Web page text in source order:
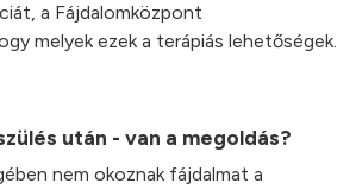
a Fájdalomközpont
melyek ezek a terápiás lehetőségek.
után - van a megoldás?
nem okoznak fájdalmat a